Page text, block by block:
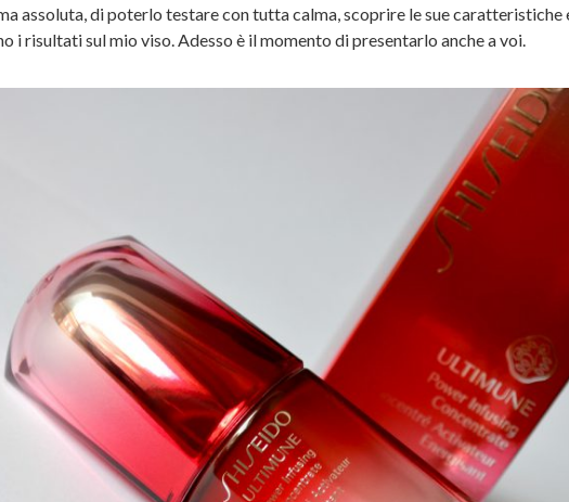
assoluta, di poterlo testare con tutta calma, scoprire le sue caratteristiche
i risultati sul mio viso. Adesso è il momento di presentarlo anche a voi.